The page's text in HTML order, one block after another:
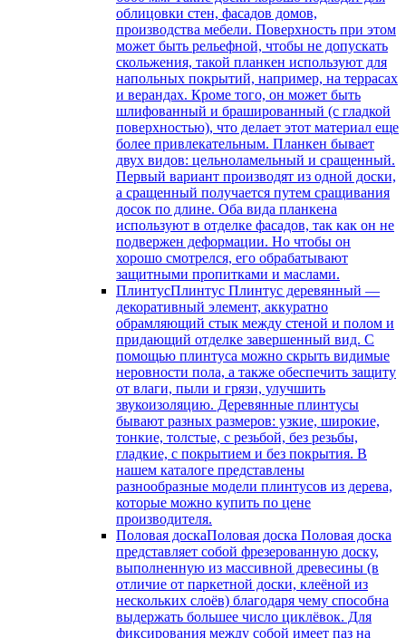
облицовки стен, фасадов домов,
производства мебели. Поверхность при этом
может быть рельефной, чтобы не допускать
скольжения, такой планкен используют для
напольных покрытий, например, на террасах
и верандах. Кроме того, он может быть
шлифованный и брашированный (с гладкой
поверхностью), что делает этот материал еще
более привлекательным. Планкен бывает
двух видов: цельноламельный и сращенный.
Первый вариант производят из одной доски,
а сращенный получается путем сращивания
досок по длине. Оба вида планкена
используют в отделке фасадов, так как он не
подвержен деформации. Но чтобы он
хорошо смотрелся, его обрабатывают
защитными пропитками и маслами.
ПлинтусПлинтус Плинтус деревянный —
декоративный элемент, аккуратно
обрамляющий стык между стеной и полом и
придающий отделке завершенный вид. С
помощью плинтуса можно скрыть видимые
неровности пола, а также обеспечить защиту
от влаги, пыли и грязи, улучшить
звукоизоляцию. Деревянные плинтусы
бывают разных размеров: узкие, широкие,
тонкие, толстые, с резьбой, без резьбы,
гладкие, с покрытием и без покрытия. В
нашем каталоге представлены
разнообразные модели плинтусов из дерева,
которые можно купить по цене
производителя.
Половая доскаПоловая доска Половая доска
представляет собой фрезерованную доску,
выполненную из массивной древесины (в
отличие от паркетной доски, клеёной из
нескольких слоёв) благодаря чему способна
выдержать большее число циклёвок. Для
фиксирования между собой имеет паз на